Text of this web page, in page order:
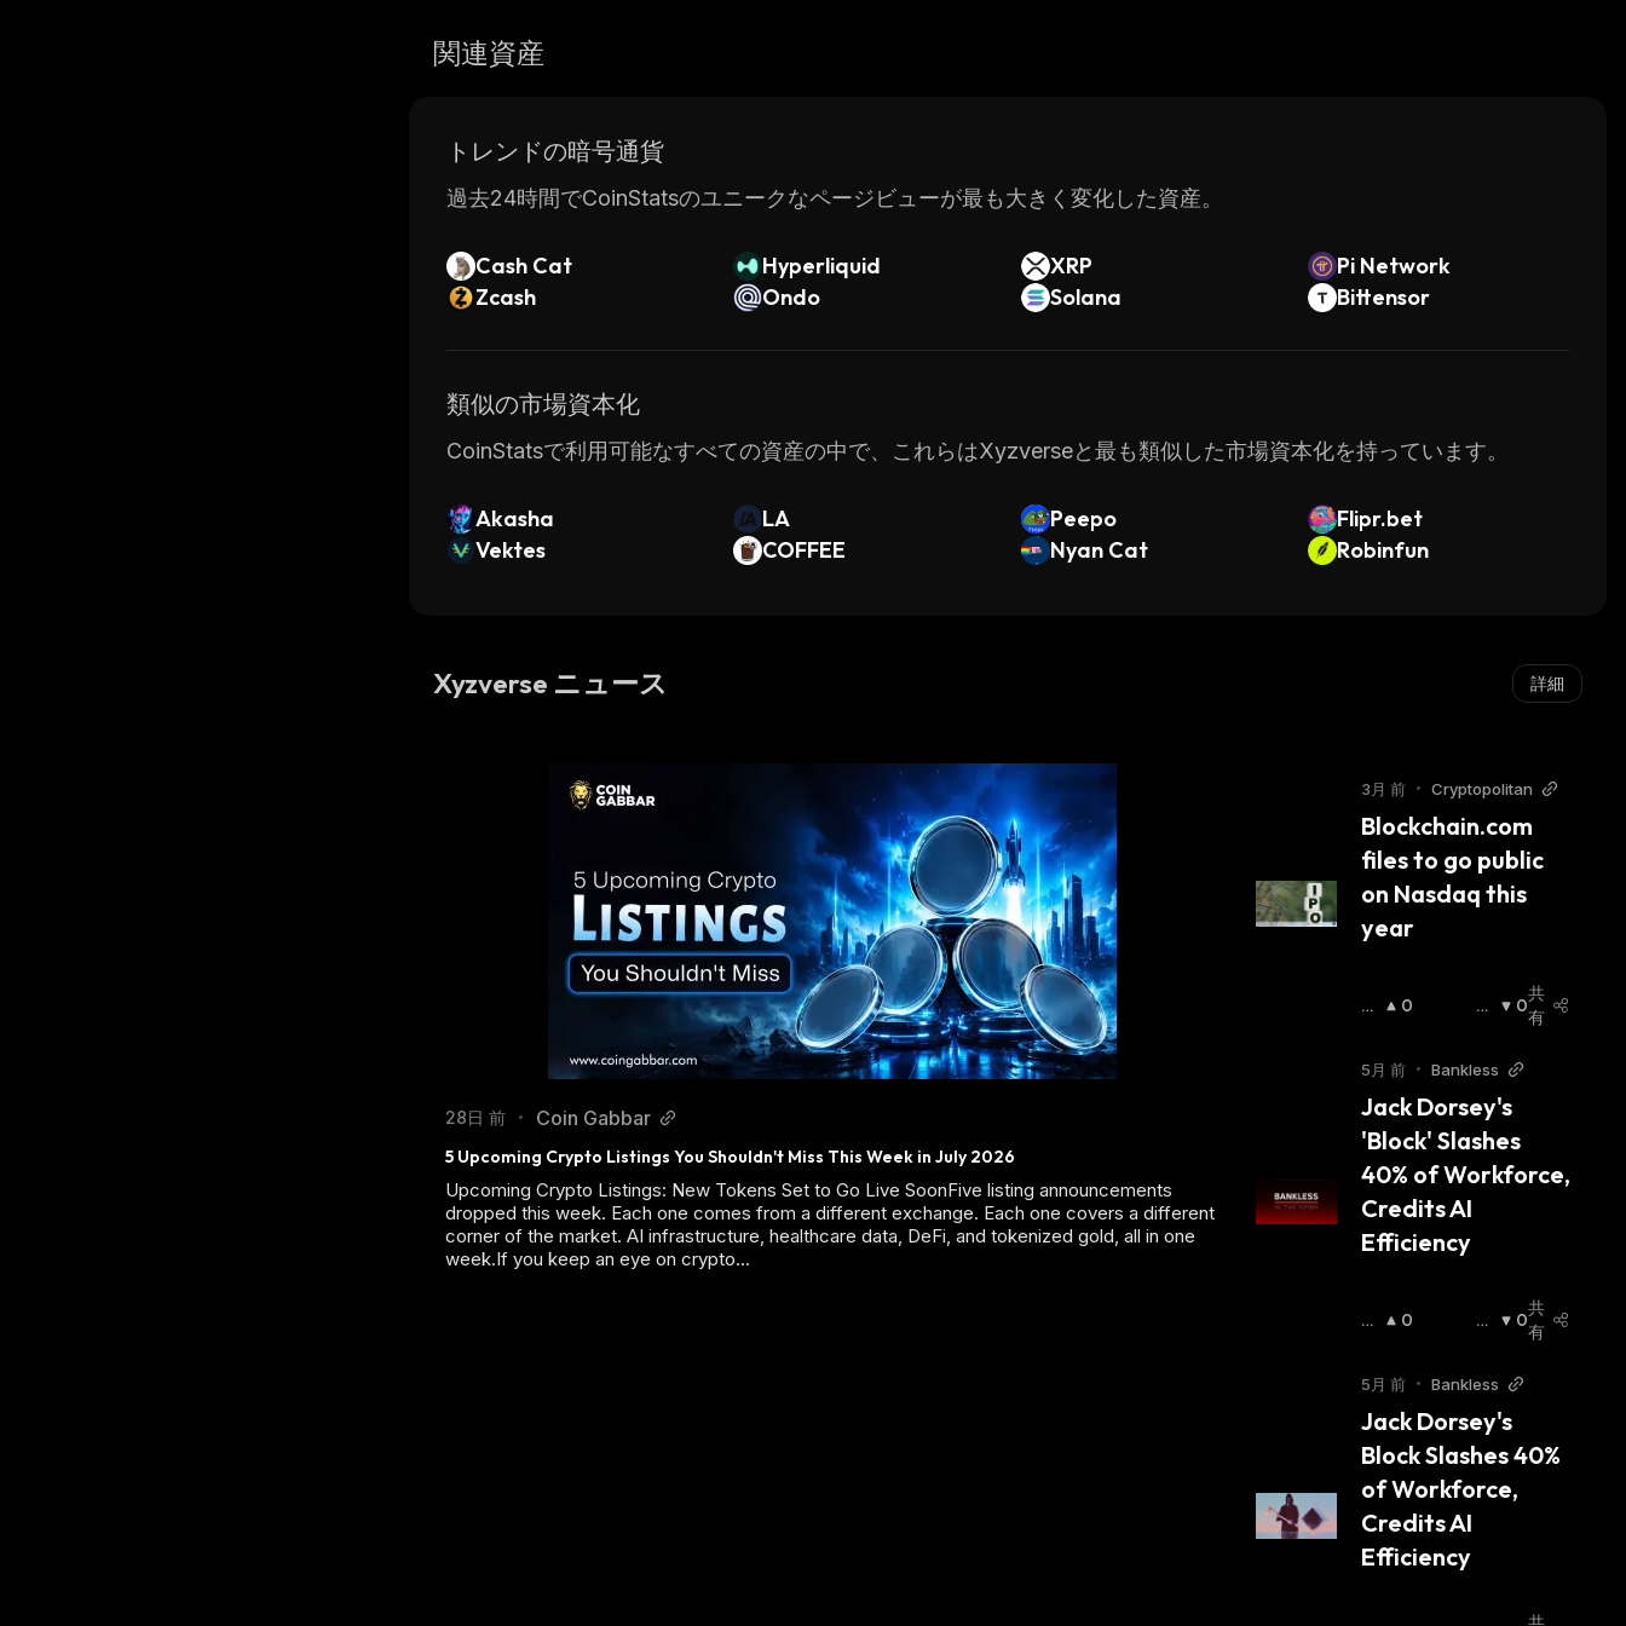
関連資産
トレンドの暗号通貨
過去24時間でCoinStatsのユニークなページビューが最も大きく変化した資産。
Cash Cat Hyperliquid XRP
Pi Network
Zcash
Ondo Solana Bittensor
類似の市場資本化
CoinStatsで利用可能なすべての資産の中で、これらはXyzverseと最も類似した市場資本化を持っています。
Akasha LA Peepo
Flipr.bet
Vektes
COFFEE Nyan Cat Robinfun
Xyzverse ニュース 詳細
28日 前 • Coin Gabbar
5 Upcoming Crypto Listings You Shouldn't Miss This Week in July 2026
Upcoming Crypto Listings: New Tokens Set to Go Live SoonFive listing announcements
dropped this week. Each one comes from a different exchange. Each one covers a different
corner of the market. AI infrastructure, healthcare data, DeFi, and tokenized gold, all in one
week.If you keep an eye on crypto...
3月 前 • Cryptopolitan
Blockchain.com
files to go public
on Nasdaq this
year
強
場:
0
弱
場:
0
共
有
5月 前 • Bankless
Jack Dorsey's
'Block' Slashes
40% of Workforce,
Credits AI
Efficiency
強
場:
0
弱
場:
0
共
有
5月 前 • Bankless
Jack Dorsey's
Block Slashes 40%
of Workforce,
Credits AI
Efficiency
共